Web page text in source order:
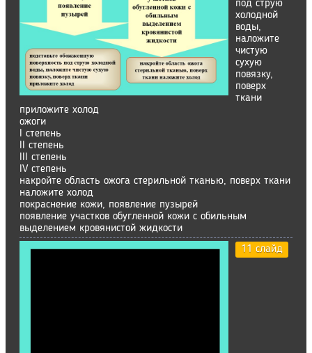
под струю
холодной
воды,
наложите
чистую
сухую
повязку,
поверх
ткани
приложите холод
ожоги
I степень
II степень
III степень
IV степень
накройте область ожога стерильной тканью, поверх ткани
наложите холод
покраснение кожи, появление пузырей
появление участков обугленной кожи с обильным
выделением кровянистой жидкости
11 слайд